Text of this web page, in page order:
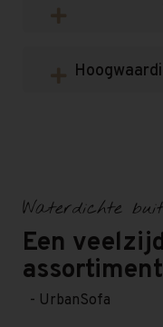
Waterdichte
Een
assortiment
- UrbanSofa